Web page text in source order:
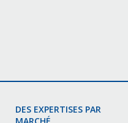
DES EXPERTISES PAR